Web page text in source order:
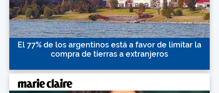
El 77% de los argentinos está a favor de limitar la
compra de tierras a extranjeros